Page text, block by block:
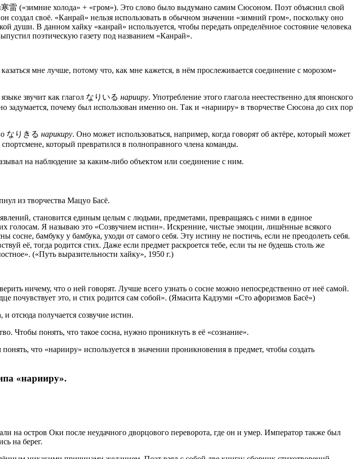
寒雷 («зимние холода» + «гром»). Это слово было выдумано самим Сюсоном. Поэт объяснил свой
своё. «Канрай» нельзя использовать в обычном значении «зимний гром», поскольку оно
души. В данном хайку «канрай» используется, чтобы передать определённое состояние человека
поэтическую газету под названием «Канрай».
мне лучше, потому что, как мне кажется, в нём прослеживается соединение с морозом»
звучит как глагол なりいる нарииру. Употребление этого глагола неестественно для японского
задумается, почему был использован именно он. Так и «нарииру» в творчестве Сюсона до сих пор
なりきる нарикиру. Оно может использоваться, например, когда говорят об актёре, который может
который превратился в полноправного члена команды.
на наблюдение за каким-либо объектом или соединение с ним.
из творчества Мацуо Басё.
становится единым целым с людьми, предметами, превращаясь с ними в единое
Я называю это «Созвучием истин». Искренние, чистые эмоции, лишённые всякого
бамбуку у бамбука, уходи от самого себя. Эту истину не постичь, если не преодолеть себя.
её, тогда родится стих. Даже если предмет раскроется тебе, если ты не будешь столь же
(«Путь выразительности хайку», 1950 г.)
ничему, что о ней говорят. Лучше всего узнать о сосне можно непосредственно от неё самой.
почувствует это, и стих родится сам собой». (Ямасита Кадзуми «Сто афоризмов Басё»)
отсюда получается созвучие истин.
Чтобы понять, что такое сосна, нужно проникнуть в её «сознание».
что «нарииру» используется в значении проникновения в предмет, чтобы создать
«нарииру».
на остров Оки после неудачного дворцового переворота, где он и умер. Император также был
на берег.